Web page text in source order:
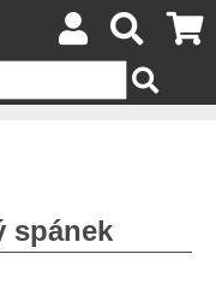
spánek